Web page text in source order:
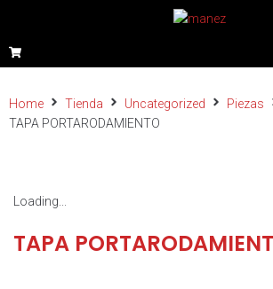
Home Tienda Uncategorized
Piezas
TAPA PORTARODAMIENTO
Loading...
TAPA